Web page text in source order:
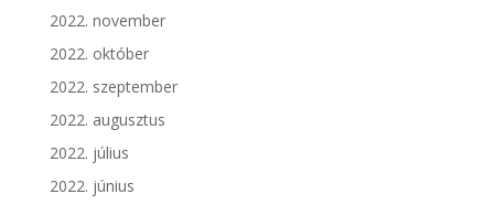
2022. november
2022. október
2022. szeptember
2022. augusztus
2022. július
2022. június